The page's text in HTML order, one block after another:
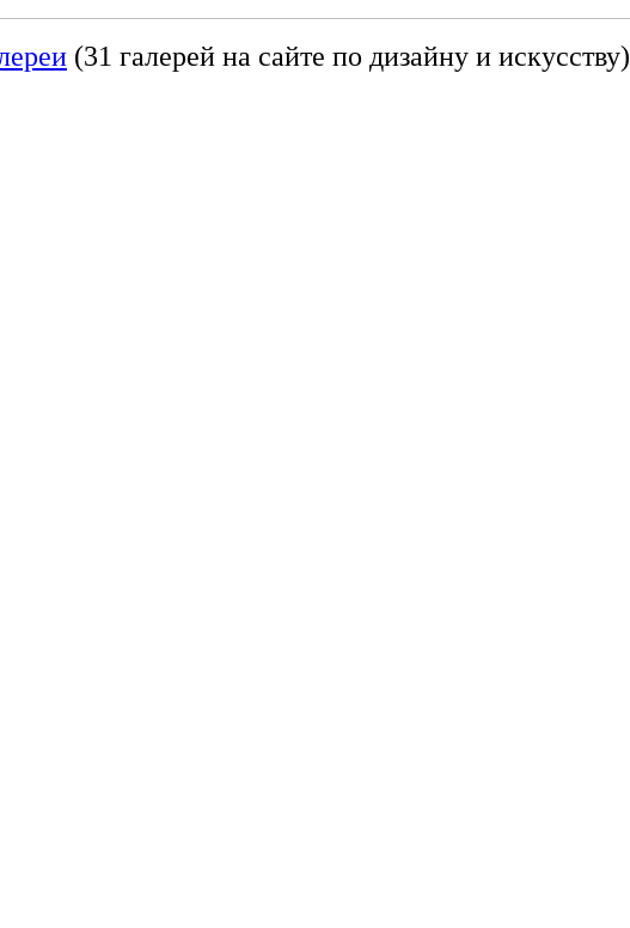
(31 галерей на сайте по дизайну и искусству)